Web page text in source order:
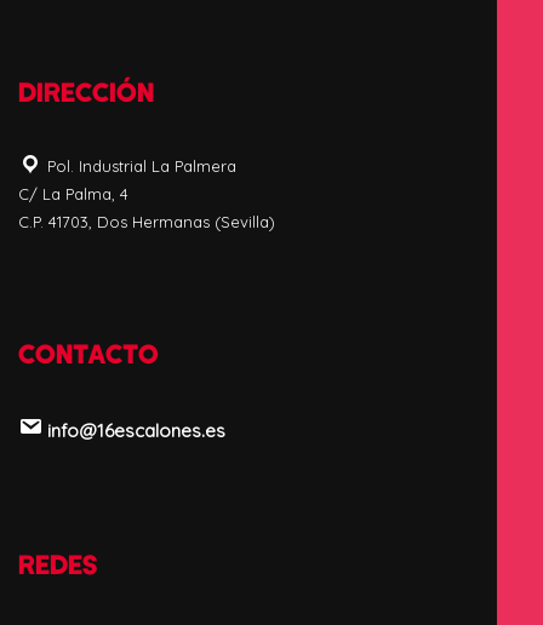
DIRECCIÓN
Pol. Industrial La Palmera
C/ La Palma, 4
C.P. 41703, Dos Hermanas (Sevilla)
CONTACTO
info@16escalones.es
REDES